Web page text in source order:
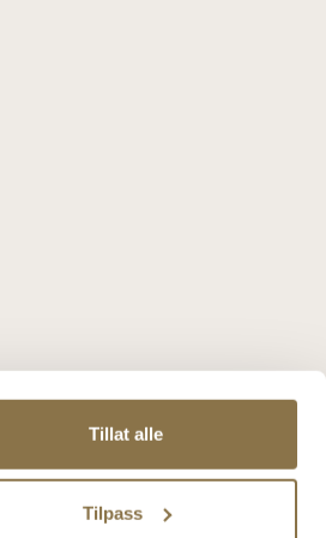
Tillat alle
Tilpass